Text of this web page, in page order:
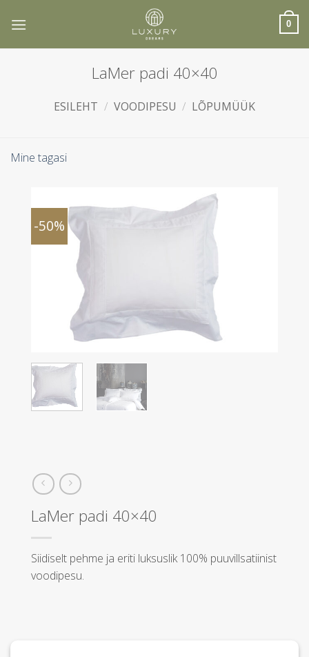
0
LaMer padi 40×40
ESILEHT / VOODIPESU / LÕPUMÜÜK
Mine tagasi
-50%
LaMer padi 40×40
Siidiselt pehme ja eriti luksuslik 100% puuvillsatiinist
voodipesu.